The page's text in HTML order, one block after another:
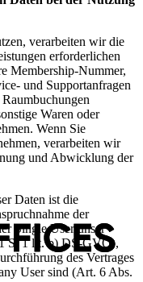
verarbeiten wir die
erforderlichen
Membership-Nummer,
und Supportanfragen
Waren oder
Wenn Sie
verarbeiten wir
und Abwicklung der
Daten ist die
der
Single User unser
S. 1 lit. b) DS-GVO),
des Vertrages
User sind (Art. 6 Abs.